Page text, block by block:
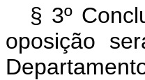
§ 3º
oposição